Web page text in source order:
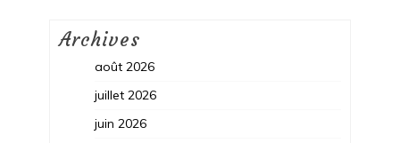
Archives
août 2026
juillet 2026
juin 2026